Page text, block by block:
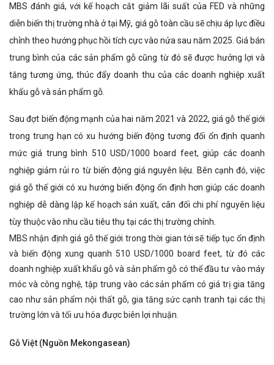
MBS đánh giá, với kế hoạch cắt giảm lãi suất của FED và những
diễn biến thị trường nhà ở tại Mỹ, giá gỗ toàn cầu sẽ chịu áp lực điều
chỉnh theo hướng phục hồi tích cực vào nửa sau năm 2025. Giá bán
trung bình của các sản phẩm gỗ cũng từ đó sẽ được hưởng lợi và
tăng tương ứng, thúc đẩy doanh thu của các doanh nghiệp xuất
khẩu gỗ và sản phẩm gỗ.
Sau đợt biến động mạnh của hai năm 2021 và 2022, giá gỗ thế giới
trong trung hạn có xu hướng biến động tương đối ổn định quanh
mức giá trung bình 510 USD/1000 board feet, giúp các doanh
nghiệp giảm rủi ro từ biến động giá nguyên liệu. Bên cạnh đó, việc
giá gỗ thế giới có xu hướng biến động ổn định hơn giúp các doanh
nghiệp dễ dàng lập kế hoạch sản xuất, cân đối chi phí nguyên liệu
tùy thuộc vào nhu cầu tiêu thụ tại các thị trường chính.
MBS nhận định giá gỗ thế giới trong thời gian tới sẽ tiếp tục ổn định
và biến động xung quanh 510 USD/1000 board feet, từ đó các
doanh nghiệp xuất khẩu gỗ và sản phẩm gỗ có thể đầu tư vào máy
móc và công nghệ, tập trung vào các sản phẩm có giá trị gia tăng
cao như sản phẩm nội thất gỗ, gia tăng sức cạnh tranh tại các thị
trường lớn và tối ưu hóa được biên lợi nhuận.
Gỗ Việt (Nguồn Mekongasean)